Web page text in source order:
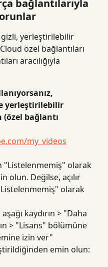
bağlantılarıyla
gizli, yerleştirilebilir
özel bağlantıları
aracılığıyla
yerleştirilebilir
bağlantı
my_videos
"Listelenmemiş" olarak
olun. Değilse, açılır
olarak
kaydırın > "Daha
> "Lisans" bölümüne
izin ver"
emin olun: